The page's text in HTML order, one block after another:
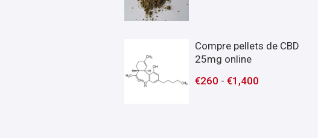
Compre pellets de CBD
25mg online
€260 -€1,400